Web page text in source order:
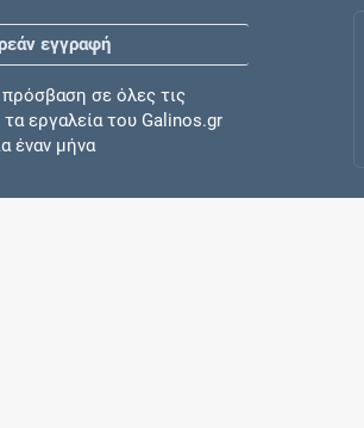
εγγραφή
σε όλες τις
εργαλεία του Galinos.gr
έναν μήνα